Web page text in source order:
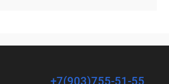
+7(903)755-51-55